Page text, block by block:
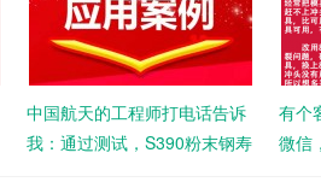
中国航天的工程师打电话告诉
我：通过测试，S390粉末钢寿
有个
微信